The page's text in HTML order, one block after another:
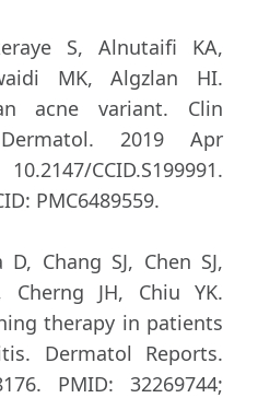
S, Alnutaifi KA,
MK, Algzlan HI.
acne variant. Clin
2019 Apr
CCID.S199991.
PMC6489559.
Chang SJ, Chen SJ,
Cherng JH, Chiu YK.
therapy in patients
Dermatol Reports.
PMID: 32269744;